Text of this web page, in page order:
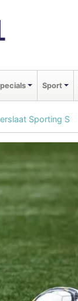
Sport
Sporting S